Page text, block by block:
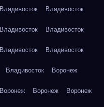
Владивосток Владивосток
Владивосток Владивосток
Владивосток Владивосток
Владивосток Воронеж
Воронеж Воронеж Воронеж